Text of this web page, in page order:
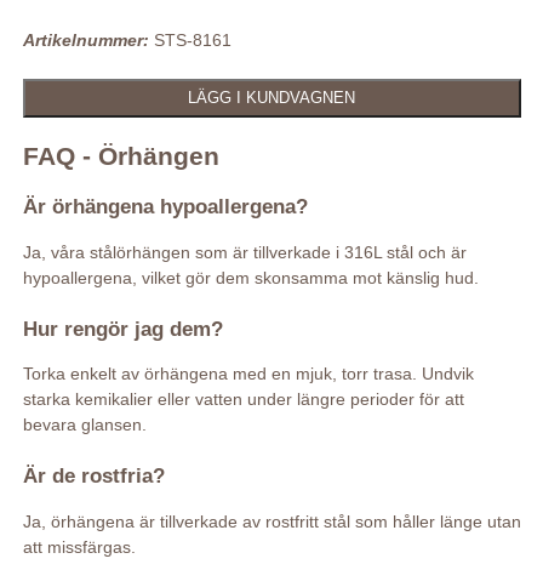
Artikelnummer: STS-8161
FAQ - Örhängen
Är örhängena hypoallergena?
Ja, våra stålörhängen som är tillverkade i 316L stål och är
hypoallergena, vilket gör dem skonsamma mot känslig hud.
Hur rengör jag dem?
Torka enkelt av örhängena med en mjuk, torr trasa. Undvik
starka kemikalier eller vatten under längre perioder för att
bevara glansen.
Är de rostfria?
Ja, örhängena är tillverkade av rostfritt stål som håller länge utan
att missfärgas.